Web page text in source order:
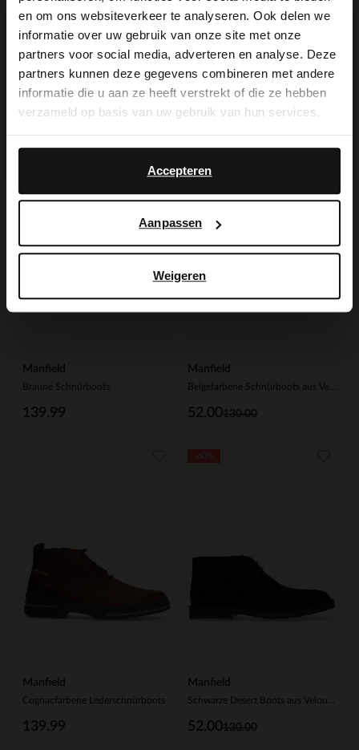
en om ons websiteverkeer te analyseren. Ook delen we
informatie over uw gebruik van onze site met onze
partners voor social media, adverteren en analyse. Deze
partners kunnen deze gegevens combineren met andere
informatie die u aan ze heeft verstrekt of die ze hebben
verzameld op basis van uw gebruik van hun services.
Accepteren
Aanpassen
Weigeren
Manfield
Braune Lederschnürboots
139.99
97.99
Manfield
Cognacfarbene Veloursleder-Schnürschuhe
139.99
Manfield
Braune Schnürboots
139.99
Manfield
130.00
52.00
Manfield
Cognacfarbene Lederschnürboots
139.99
Manfield
130.00
52.00
×
View this website in English?
It looks like your language isn't Dutch. Would
you like to switch to English?
English